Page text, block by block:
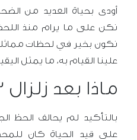
أودى بحياة العديد من
نكن على ما يرام منذ اللحظة
نكون بخير في لحظات
علينا القيام به، ما يمثل
ماذا بعد زلزال 6/2/2023
بالتأكيد لم يحالف الحظ
على قيد الحياة كان